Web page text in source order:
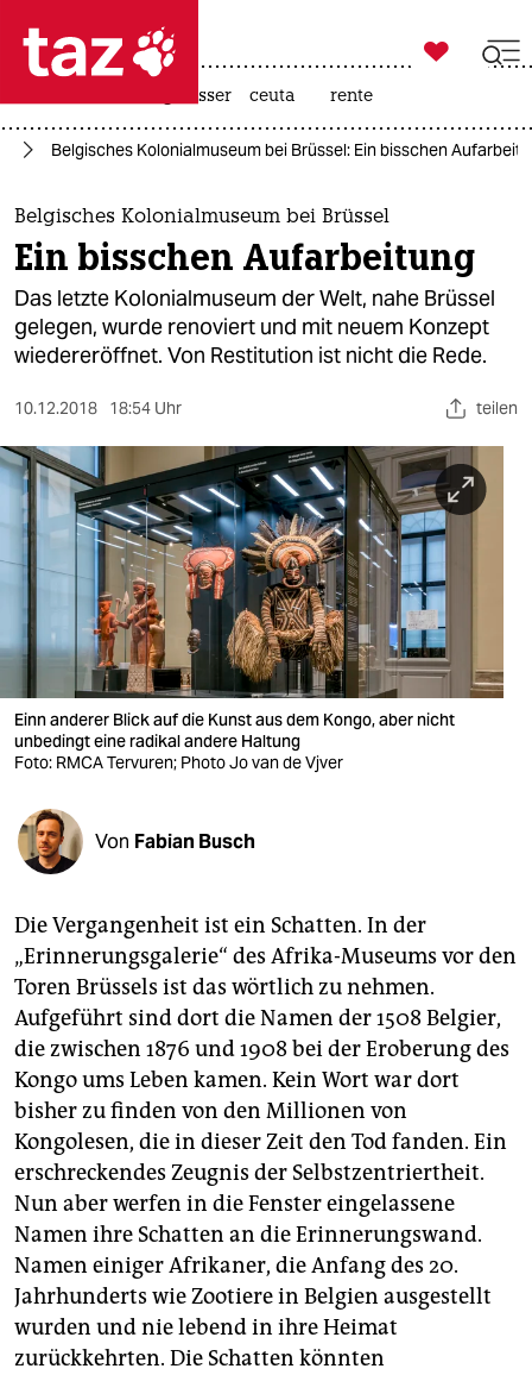
 taz zahl ich
taz zahl ich
themen
politik
öko
sport
berlin
nord
wahrheit
verlag
verlag
shop
fragen & hilfe
unterstützen
abo
genossenschaft
epaper login

taz zahl ich
niedrigwasser ceuta rente
Belgisches Kolonialmuseum bei Brüssel: Ein bisschen
Belgisches Kolonialmuseum bei Brüssel
Ein bisschen Aufarbeitung
Das letzte Kolonialmuseum der Welt, nahe Brüssel
gelegen, wurde renoviert und mit neuem Konzept
wiedereröffnet. Von Restitution ist nicht die Rede.
10.12.2018 18:54 Uhr teilen
Einn anderer Blick auf die Kunst aus dem Kongo, aber nicht
unbedingt eine radikal andere Haltung
Foto: RMCA Tervuren; Photo Jo van de Vjver
Von Fabian Busch
Die Vergangenheit ist ein Schatten. In der
„Erinnerungsgalerie“ des Afrika-Museums vor den
Toren Brüssels ist das wörtlich zu nehmen.
Aufgeführt sind dort die Namen der 1508 Belgier,
die zwischen 1876 und 1908 bei der Eroberung des
Kongo ums Leben kamen. Kein Wort war dort
bisher zu finden von den Millionen von
Kongolesen, die in dieser Zeit den Tod fanden. Ein
erschreckendes Zeugnis der Selbstzentriertheit.
Nun aber werfen in die Fenster eingelassene
Namen ihre Schatten an die Erinnerungswand.
Namen einiger Afrikaner, die Anfang des 20.
Jahrhunderts wie Zootiere in Belgien ausgestellt
wurden und nie lebend in ihre Heimat
zurückkehrten. Die Schatten könnten